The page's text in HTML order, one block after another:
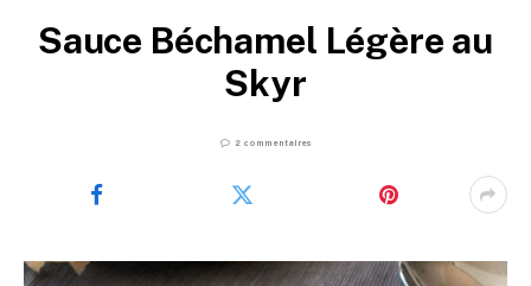
Sauce Béchamel Légère au
Skyr
2 commentaires